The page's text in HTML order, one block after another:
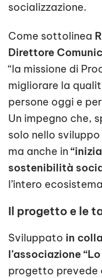
socializzazione.
Come sottolinea
Direttore
“la missione di
migliorare la
persone oggi e
Un impegno che,
solo nello
ma anche in
sostenibilità
l’intero
Il progetto e le
Sviluppato in
l’associazione
progetto prevede